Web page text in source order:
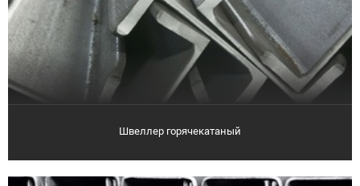
Швеллер горячекатаный